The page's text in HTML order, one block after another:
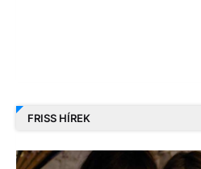
FRISS HÍREK